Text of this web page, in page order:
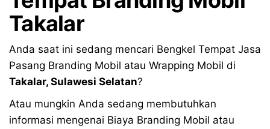
Takalar
Anda saat ini sedang mencari Bengkel Tempat Jasa
Pasang Branding Mobil atau Wrapping Mobil di
Takalar, Sulawesi Selatan?
Atau mungkin Anda sedang membutuhkan
informasi mengenai Biaya Branding Mobil atau